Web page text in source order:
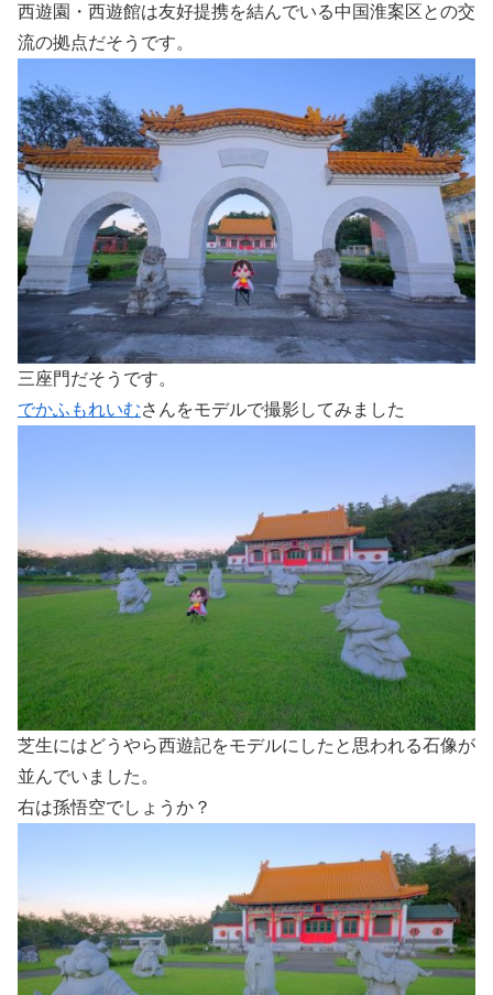
西遊園・西遊館は友好提携を結んでいる中国淮案区との交
流の拠点だそうです。
三座門だそうです。
でかふもれいむさんをモデルで撮影してみました
芝生にはどうやら西遊記をモデルにしたと思われる石像が
並んでいました。
右は孫悟空でしょうか？